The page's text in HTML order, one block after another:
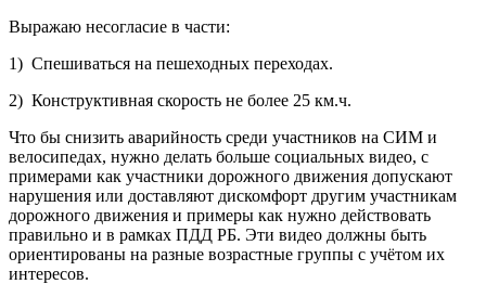
Выражаю несогласие в части:
1) Спешиваться на пешеходных переходах.
2) Конструктивная скорость не более 25 км.ч.
Что бы снизить аварийность среди участников на СИМ и
велосипедах, нужно делать больше социальных видео, с
примерами как участники дорожного движения допускают
нарушения или доставляют дискомфорт другим участникам
дорожного движения и примеры как нужно действовать
правильно и в рамках ПДД РБ. Эти видео должны быть
ориентированы на разные возрастные группы с учётом их
интересов.